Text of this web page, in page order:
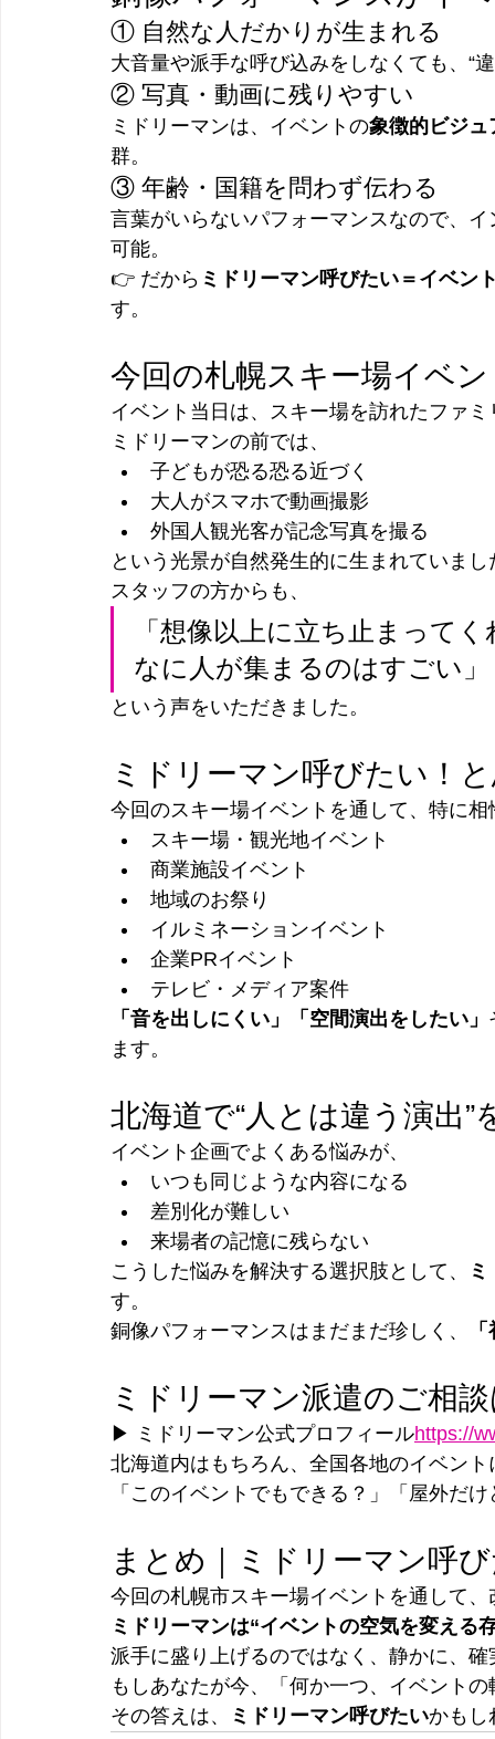
① 自然な人だかりが生まれる
大音量や派手な呼び込みをしなくても、“
② 写真・動画に残りやすい
ミドリーマンは、イベントの象徴的ビジュ
群。
③ 年齢・国籍を問わず伝わる
言葉がいらないパフォーマンスなので、
可能。
👉 だから ミドリーマン呼びたい＝イベン
す。
今回の札幌スキー場イベ
イベント当日は、スキー場を訪れたファ
ミドリーマンの前では、
子どもが恐る恐る近づく
大人がスマホで動画撮影
外国人観光客が記念写真を撮る
という光景が自然発生的に生まれていまし
スタッフの方からも、
「想像以上に立ち止まって
なに人が集まるのはすごい」
という声をいただきました。
ミドリーマン呼びたい！
今回のスキー場イベントを通して、特に
スキー場・観光地イベント
商業施設イベント
地域のお祭り
イルミネーションイベント
企業PRイベント
テレビ・メディア案件
「音を出しにくい」「空間演出をしたい」
ます。
北海道で“人とは違う演出
イベント企画でよくある悩みが、
いつも同じような内容になる
差別化が難しい
来場者の記憶に残らない
こうした悩みを解決する選択肢として、
す。
銅像パフォーマンスはまだまだ珍しく、
ミドリーマン派遣のご相
▶ ミドリーマン公式プロフィールhttps://
北海道内はもちろん、全国各地のイベン
「このイベントでもできる？」「屋外だ
まとめ｜ミドリーマン呼
今回の札幌市スキー場イベントを通して
ミドリーマンは“イベントの空気を変える
派手に盛り上げるのではなく、静かに、
もしあなたが今、「何か一つ、イベント
その答えは、
ミドリーマン呼びたいかもし